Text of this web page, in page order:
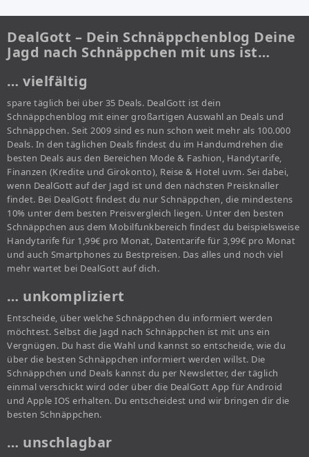
DealGott – Dein Schnäppchenblog Deine
Jagd nach Schnäppchen mit uns ist…
… vielfältig
spare täglich bei über 35 Deals. DealGott ist dein
Schnäppchenblog mit einer großartigen Auswahl an Deals und
Schnäppchen. Seit 2009 sind es nun schon weit mehr als 100.000
Deals. In den täglichen Deals findest du im Handumdrehen die
besten Deals aus den Bereichen Mode & Fashion, Handytarife,
Finanzen (Kredite und Girokonto), Reise & Hotel uvm. Sei dabei,
wenn DealGott auf der Jagd ist und den nächsten Preisknaller
findet. Bei DealGott findest du nur Schnäppchen, die mindestens
10% unter dem besten Preisvergleich liegen. Unter den besten
Schnäppchen aus dem Mobilfunkbereich findest du beispielsweise
Handytarife für 1,99€ pro Monat, Datentarife für 3,99€ pro Monat
und auch Smartphones zu Bestpreisen. Das alles und noch viel
mehr wartet bei DealGott auf dich.
… unkompliziert
Entscheide, über welche Schnäppchen du informiert werden
möchtest. Selbst die Jagd nach Schnäppchen ist mit uns ein
Vergnügen. Du hast die Wahl und kannst so entscheide, wie du
über die besten Schnäppchen informiert werden willst. Die
Schnäppchen und Deals kannst du per Newsletter, der täglich
einmal verschickt wird oder über die DealGott App für Android
und Apple IOS erhalten. Du entscheidest und wir bringen dir die
besten Schnäppchen.
… unschlagbar